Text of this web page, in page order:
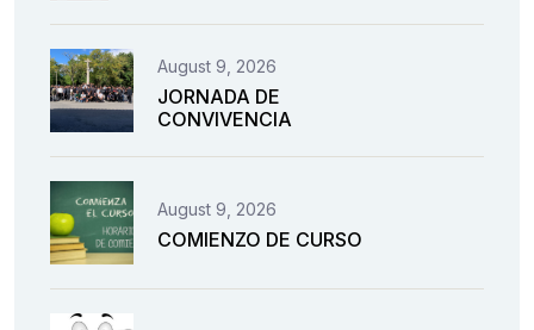
August 9, 2026
JORNADA DE
CONVIVENCIA
August 9, 2026
COMIENZO DE CURSO